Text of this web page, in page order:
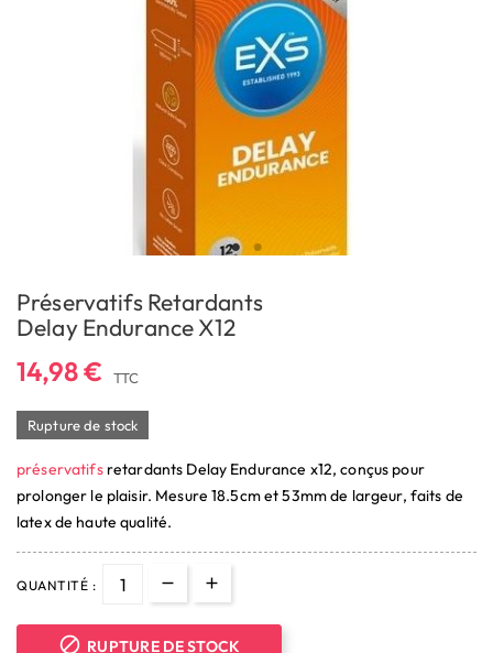
Préservatifs Retardants
Delay Endurance X12
14,98 € TTC
Rupture de stock
préservatifsretardants Delay Endurance x12, conçus pour
prolonger le plaisir. Mesure 18.5cm et 53mm de largeur, faits de
latex de haute qualité.
QUANTITÉ :
 RUPTURE DE STOCK